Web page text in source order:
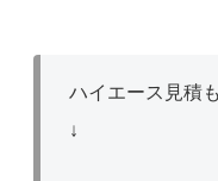
ハイエース見積
↓